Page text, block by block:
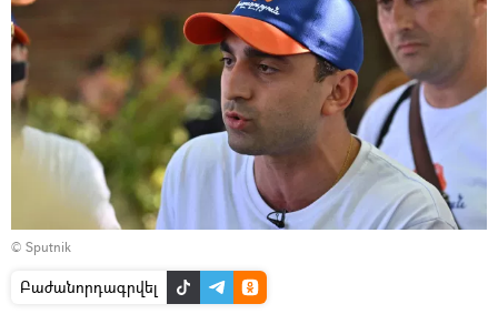
© Sputnik
Բաժանորդագրվել